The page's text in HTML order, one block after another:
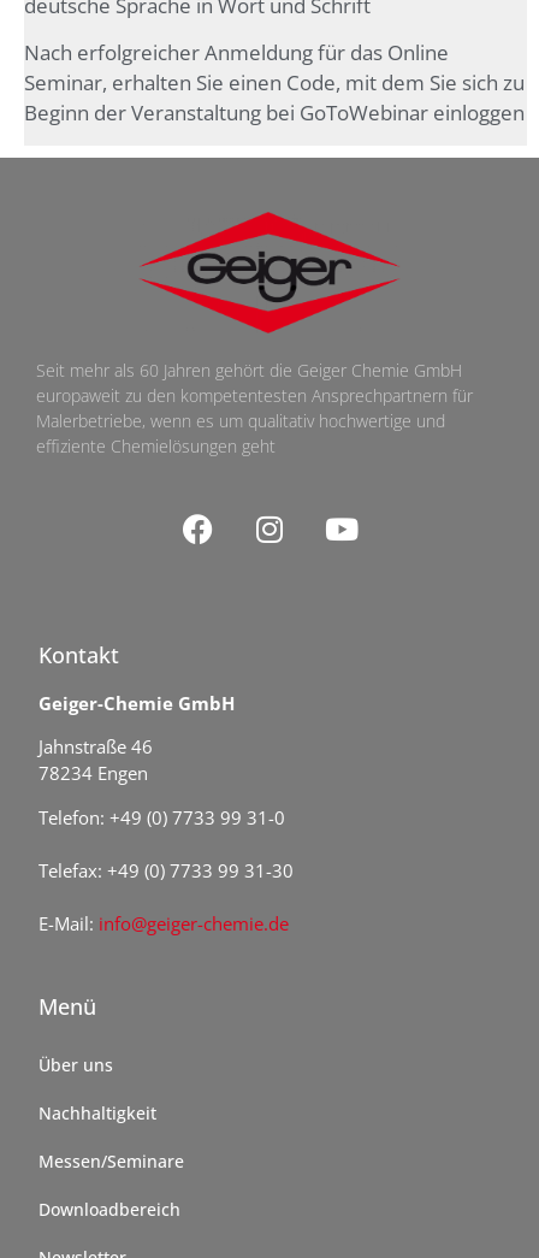
Nach erfolgreicher Anmeldung für das Online
Seminar, erhalten Sie einen Code, mit dem Sie sich zu
Beginn der Veranstaltung bei GoToWebinar einloggen
Seit mehr als 60 Jahren gehört die Geiger Chemie GmbH
europaweit zu den kompetentesten Ansprechpartnern für
Malerbetriebe, wenn es um qualitativ hochwertige und
effiziente Chemielösungen geht
Kontakt
Geiger-Chemie GmbH
Jahnstraße 46
78234 Engen
Telefon: +49 (0) 7733 99 31-0
Telefax: +49 (0) 7733 99 31-30
E-Mail: info@geiger-chemie.de
Menü
Über uns
Nachhaltigkeit
Messen/Seminare
Downloadbereich